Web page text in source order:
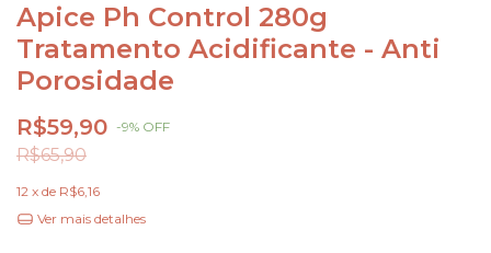
Apice Ph Control 280g
Tratamento Acidificante - Anti
Porosidade
R$59,90 -9% OFF
R$65,90
12 x de R$6,16
Ver mais detalhes